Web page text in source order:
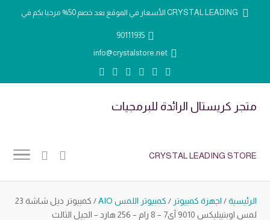
الأسعار في الموقع بعد خصم 50% مرحبا بكم في CRYSTAL LEADING
90111935
info@crystalstore.net
متجر كريستال الرائدة للبرمجيات
CRYSTAL LEADING STORE
الرئيسية/ اجهزة كمبيوتر / كمبيوتر اللمس AIO
/ كمبيوتر ديل شاشة 23
لمس اوبتيبليكس 9010 آي7 – 8 رام – 256 هارد – الجيل الثالث